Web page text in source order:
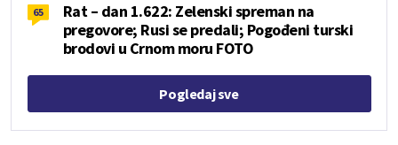
65
Rat – dan 1.622: Zelenski spreman na
pregovore; Rusi se predali; Pogođeni turski
brodovi u Crnom moru FOTO
Pogledaj sve